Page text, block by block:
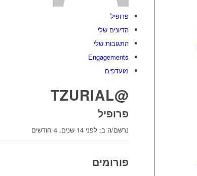
פרופיל
הדיונים שלי
התגובות שלי
Engagements
מועדפים
@TZURIAL
פרופיל
נרשם/ה ב: לפני 14 שנים, 4 חודשים
פורומים